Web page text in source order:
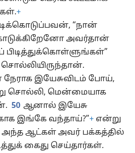
+
“நான்
அவர்தான்
இயேசுவிடம் போய்,
சொல்லி, மென்மையாக
50 ஆனால் இயேசு
இங்கே வந்தாய்?”+ என்று
அந்த ஆட்கள் அவர் பக்கத்தில்
கைது செய்தார்கள்.